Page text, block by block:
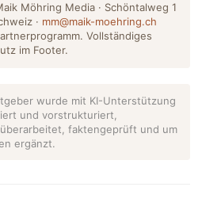
Möhring Media · Schöntalweg 1
· mm@maik-moehring.ch
Vollständiges
im Footer.
wurde mit KI-Unterstützung
und vorstrukturiert,
faktengeprüft und um
ergänzt.